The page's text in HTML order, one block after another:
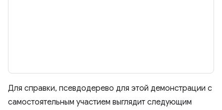
Для справки, псевдодерево для этой демонстрации с
самостоятельным участием выглядит следующим